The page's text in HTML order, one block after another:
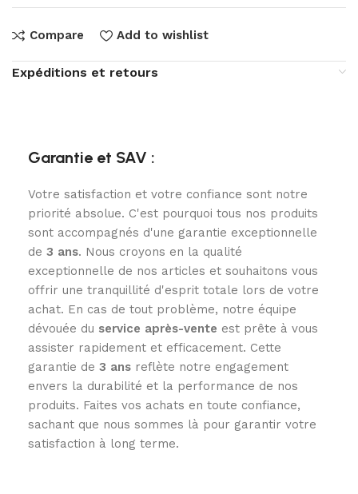
Compare Add to wishlist
Expéditions et retours
Garantie et SAV :
Votre satisfaction et votre confiance sont notre
priorité absolue. C'est pourquoi tous nos produits
sont accompagnés d'une garantie exceptionnelle
de 3 ans. Nous croyons en la qualité
exceptionnelle de nos articles et souhaitons vous
offrir une tranquillité d'esprit totale lors de votre
achat. En cas de tout problème, notre équipe
dévouée du service après-vente est prête à vous
assister rapidement et efficacement. Cette
garantie de 3 ans reflète notre engagement
envers la durabilité et la performance de nos
produits. Faites vos achats en toute confiance,
sachant que nous sommes là pour garantir votre
satisfaction à long terme.